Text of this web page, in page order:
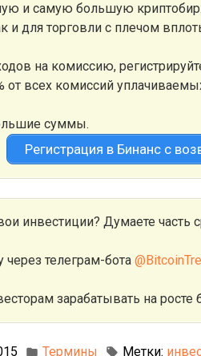
и самую большую
и для торговли с плечом
на комиссию,
от всех комиссий
суммы.
Регистрация в Бинанс с
инвестиции? Думаете часть
телеграм-бота
зарабатывать на росте
Термины Метки: